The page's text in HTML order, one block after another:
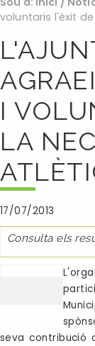
voluntaris l'èxit
I
LA
17/07/2013
Consulta els
seva contribució